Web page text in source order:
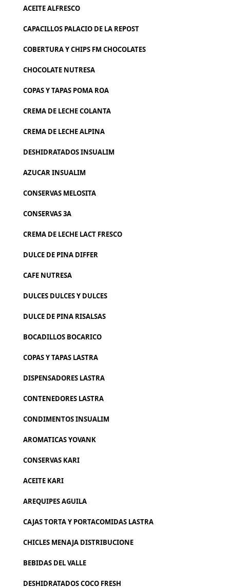
ACEITE ALFRESCO
CAPACILLOS PALACIO DE LA REPOST
COBERTURA Y CHIPS FM CHOCOLATES
CHOCOLATE NUTRESA
COPAS Y TAPAS POMA ROA
CREMA DE LECHE COLANTA
CREMA DE LECHE ALPINA
DESHIDRATADOS INSUALIM
AZUCAR INSUALIM
CONSERVAS MELOSITA
CONSERVAS 3A
CREMA DE LECHE LACT FRESCO
DULCE DE PINA DIFFER
CAFE NUTRESA
DULCES DULCES Y DULCES
DULCE DE PINA RISALSAS
BOCADILLOS BOCARICO
COPAS Y TAPAS LASTRA
DISPENSADORES LASTRA
CONTENEDORES LASTRA
CONDIMENTOS INSUALIM
AROMATICAS YOVANK
CONSERVAS KARI
ACEITE KARI
AREQUIPES AGUILA
CAJAS TORTA Y PORTACOMIDAS LASTRA
CHICLES MENAJA DISTRIBUCIONE
BEBIDAS DEL VALLE
DESHIDRATADOS COCO FRESH